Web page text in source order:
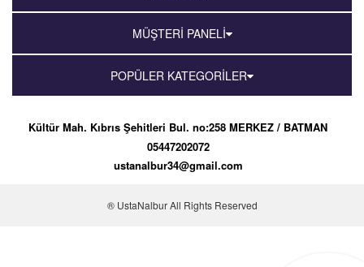
MÜŞTERİ PANELİ
POPÜLER KATEGORİLER
Kültür Mah. Kıbrıs Şehitleri Bul. no:258 MERKEZ / BATMAN
05447202072
ustanalbur34@gmail.com
® UstaNalbur All Rights Reserved